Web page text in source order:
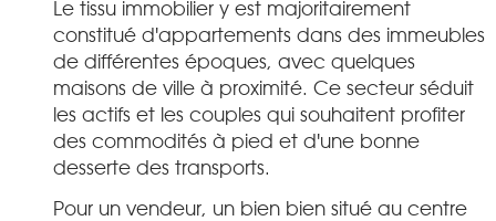
Le tissu immobilier y est majoritairement
constitué d'appartements dans des immeubles
de différentes époques, avec quelques
maisons de ville à proximité. Ce secteur séduit
les actifs et les couples qui souhaitent profiter
des commodités à pied et d'une bonne
desserte des transports.
Pour un vendeur, un bien bien situé au centre